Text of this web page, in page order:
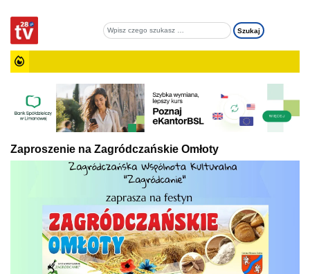
Zaproszenie na Zagródczańskie Omłoty